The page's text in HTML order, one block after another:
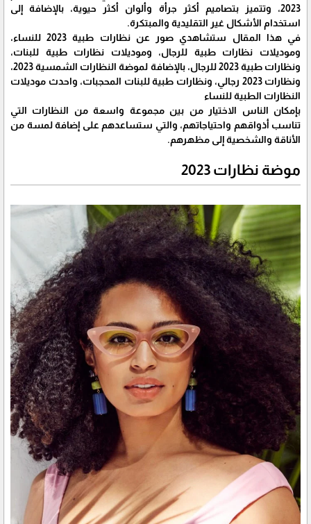
2023، وتتميز بتصاميم أكثر جرأة وألوان أكثر حيوية، بالإضافة إلى
استخدام الأشكال غير التقليدية والمبتكرة.
في هذا المقال ستشاهدي صور عن نظارات طبية 2023 للنساء،
وموديلات نظارات طبية للرجال، وموديلات نظارات طبية للبنات،
ونظارات طبية 2023 للرجال، بالإضافة لموضة النظارات الشمسية 2023،
ونظارات 2023 رجالي، ونظارات طبية للبنات المحجبات، واحدث موديلات
النظارات الطبية للنساء
بإمكان الناس الاختيار من بين مجموعة واسعة من النظارات التي
تناسب أذواقهم واحتياجاتهم، والتي ستساعدهم على إضافة لمسة من
الأناقة والشخصية إلى مظهرهم.
موضة نظارات 2023